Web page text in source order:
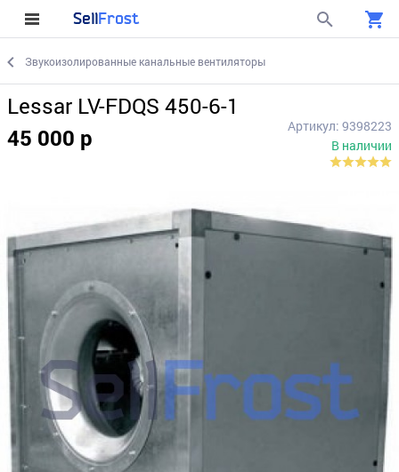
SellFrost
Звукоизолированные канальные вентиляторы
Lessar LV-FDQS 450-6-1
45 000 р
Артикул: 9398223
В наличии